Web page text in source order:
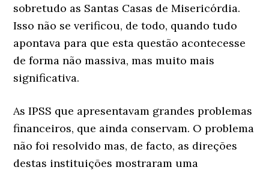
sobretudo as Santas Casas de Misericórdia.
Isso não se verificou, de todo, quando tudo
apontava para que esta questão acontecesse
de forma não massiva, mas muito mais
significativa.
As IPSS que apresentavam grandes problemas
financeiros, que ainda conservam. O problema
não foi resolvido mas, de facto, as direções
destas instituições mostraram uma